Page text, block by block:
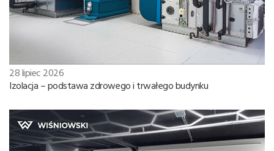
28 lipiec 2026
Izolacja – podstawa zdrowego i trwałego budynku